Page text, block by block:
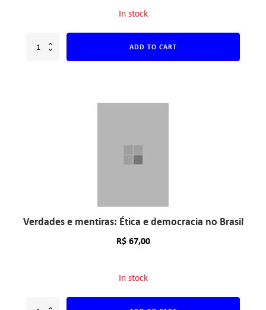
In stock
ADD TO CART
Verdades e mentiras: Ética e democracia no Brasil
R$67,00
In stock